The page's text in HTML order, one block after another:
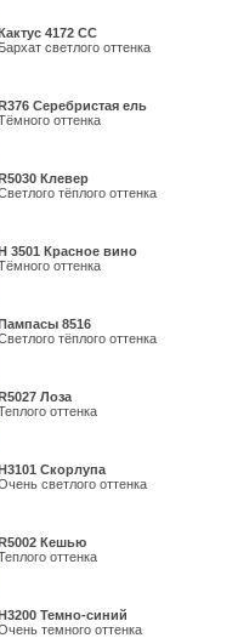
4172 СС
Бархат светлого оттенка
Серебристая ель
оттенка
Клевер
тёплого оттенка
3501 Красное вино
оттенка
8516
тёплого оттенка
Лоза
оттенка
Скорлупа
светлого оттенка
Кешью
оттенка
Темно-синий
темного оттенка